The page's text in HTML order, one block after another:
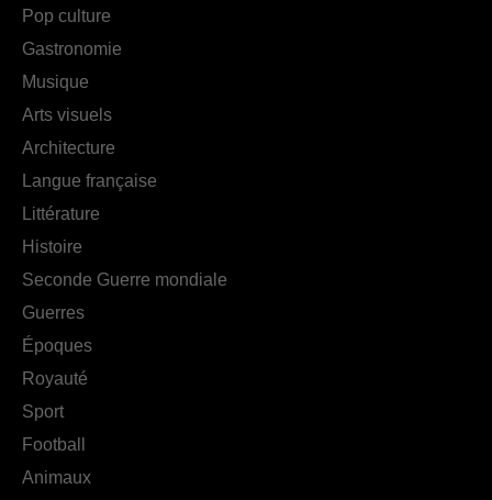
Pop culture
Gastronomie
Musique
Arts visuels
Architecture
Langue française
Littérature
Histoire
Seconde Guerre mondiale
Guerres
Époques
Royauté
Sport
Football
Animaux